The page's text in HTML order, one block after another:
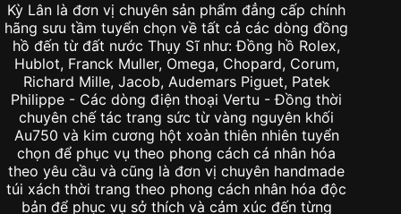
Kỳ Lân là đơn vị chuyên sản phẩm đẳng cấp chính
hãng sưu tầm tuyển chọn về tất cả các dòng đồng
hồ đến từ đất nước Thụy Sĩ như: Đồng hồ Rolex,
Hublot, Franck Muller, Omega, Chopard, Corum,
Richard Mille, Jacob, Audemars Piguet, Patek
Philippe - Các dòng điện thoại Vertu - Đồng thời
chuyên chế tác trang sức từ vàng nguyên khối
Au750 và kim cương hột xoàn thiên nhiên tuyển
chọn để phục vụ theo phong cách cá nhân hóa
theo yêu cầu và cũng là đơn vị chuyên handmade
túi xách thời trang theo phong cách nhân hóa độc
bản để phục vụ sở thích và cảm xúc đến từng